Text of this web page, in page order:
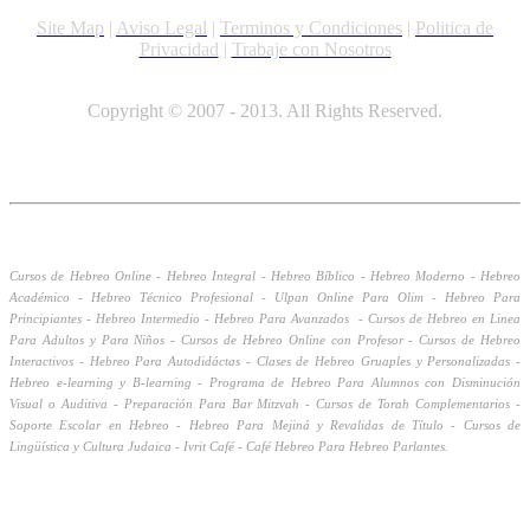
Site Map | Aviso Legal | Terminos y Condiciones | Politica de
Privacidad | Trabaje con Nosotros
Copyright © 2007 - 2013. All Rights Reserved.
Cursos de Hebreo Online - Hebreo Integral - Hebreo Bíblico - Hebreo Moderno - Hebreo
Académico - Hebreo Técnico Profesional - Ulpan Online Para Olim - Hebreo Para
Principiantes - Hebreo Intermedio - Hebreo Para Avanzados - Cursos de Hebreo en Linea
Para Adultos y Para Niños - Cursos de Hebreo Online con Profesor - Cursos de Hebreo
Interactivos - Hebreo Para Autodidáctas - Clases de Hebreo Gruaples y Personalizadas -
Hebreo e-learning y B-learning - Programa de Hebreo Para Alumnos con Disminución
Visual o Auditiva - Preparación Para Bar Mitzvah - Cursos de Torah Complementarios -
Soporte Escolar en Hebreo - Hebreo Para Mejiná y Revalidas de Título - Cursos de
Lingüística y Cultura Judaica - Ivrit Café - Café Hebreo Para Hebreo Parlantes.